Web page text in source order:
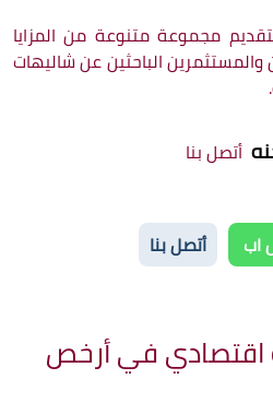
مجموعة متنوعة من المزايا
والمستثمرين الباحثين عن شاليهات
أتصل بنا
اب أتصل بنا
اقتصادي في أرخص